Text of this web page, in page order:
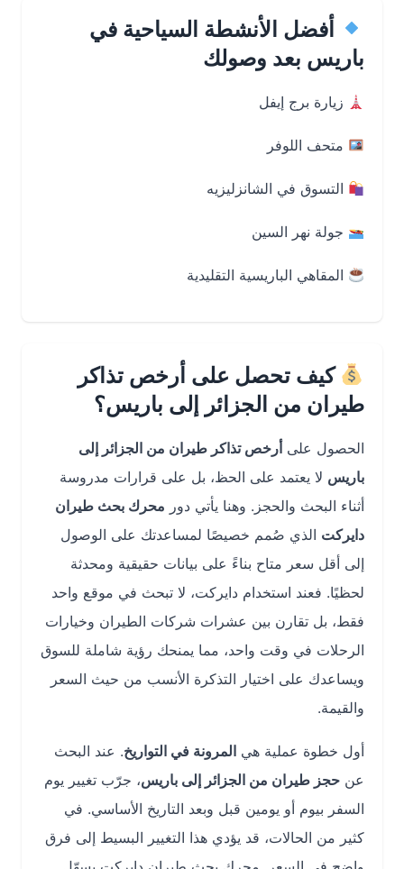
أفضل الأنشطة السياحية في
باريس بعد وصولك
زيارة برج إيفل
متحف اللوفر
التسوق في الشانزليزيه
جولة نهر السين
المقاهي الباريسية التقليدية
كيف تحصل على أرخص تذاكر
طيران من الجزائر إلى باريس؟
الحصول علىأرخص تذاكر طيران من الجزائر إلى
باريسلا يعتمد على الحظ، بل على قرارات مدروسة
أثناء البحث والحجز. وهنا يأتي دور محرك بحث طيران
دايركتالذي صُمم خصيصًا لمساعدتك على الوصول
إلى أقل سعر متاح بناءً على بيانات حقيقية ومحدثة
لحظيًا. فعند استخدام دايركت، لا تبحث في موقع واحد
فقط، بل تقارن بين عشرات شركات الطيران وخيارات
الرحلات في وقت واحد، مما يمنحك رؤية شاملة للسوق
ويساعدك على اختيار التذكرة الأنسب من حيث السعر
والقيمة.
أول خطوة عملية هيالمرونة في التواريخ. عند البحث
حجز طيران من الجزائر إلى باريس، جرّب تغيير يوم
السفر بيوم أو يومين قبل وبعد التاريخ الأساسي. في
كثير من الحالات، قد يؤدي هذا التغيير البسيط إلى فرق